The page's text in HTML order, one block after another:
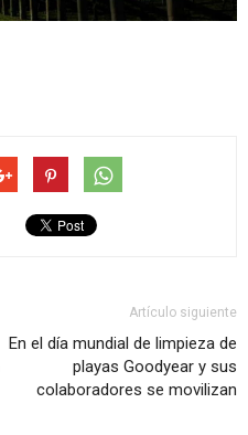
Artículo siguiente
En el día mundial de limpieza de
playas Goodyear y sus
colaboradores se movilizan